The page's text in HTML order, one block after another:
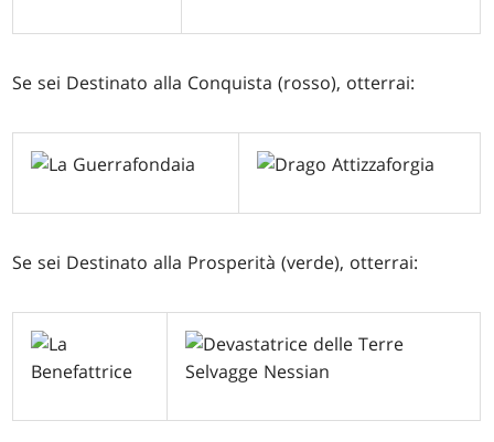
Se sei Destinato alla Conquista (rosso), otterrai:
Se sei Destinato alla Prosperità (verde), otterrai: